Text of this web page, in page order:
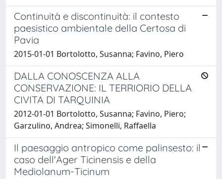
Continuità e discontinuità: il contesto
paesistico ambientale della Certosa di
Pavia
2015-01-01 Bortolotto, Susanna; Favino, Piero
DALLA CONOSCENZA ALLA
CONSERVAZIONE: IL TERRIORIO DELLA
CIVITA DI TARQUINIA
2012-01-01 Bortolotto, Susanna; Favino, Piero;
Garzulino, Andrea; Simonelli, Raffaella
Il paesaggio antropico come palinsesto: il
caso dell'Ager Ticinensis e della
Mediolanum-Ticinum